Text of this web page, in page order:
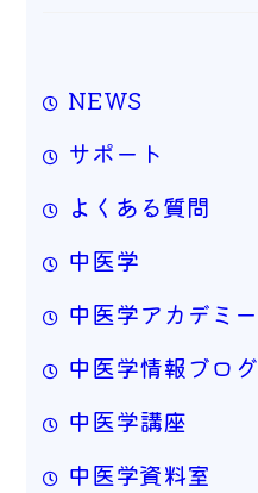
NEWS
サポート
よくある質問
中医学
中医学アカデミー
中医学情報ブログ
中医学講座
中医学資料室